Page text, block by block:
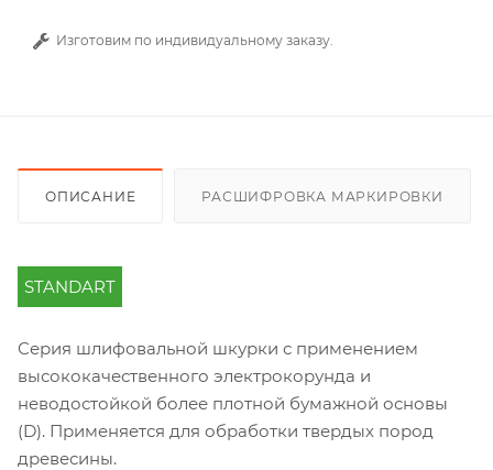
Изготовим по индивидуальному заказу.
ОПИСАНИЕ РАСШИФРОВКА МАРКИРОВКИ
STANDART
Серия шлифовальной шкурки с применением
высококачественного электрокорунда и
неводостойкой более плотной бумажной основы
(D). Применяется для обработки твердых пород
древесины.